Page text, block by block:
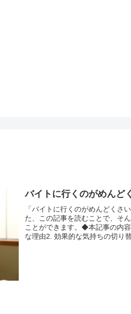
バイトに行くのがめんど
「バイトに行くのがめんどくさ
た、この記事を読むことで、そ
ことができます。◆本記事の内
な理由2. 効果的な気持ちの切り